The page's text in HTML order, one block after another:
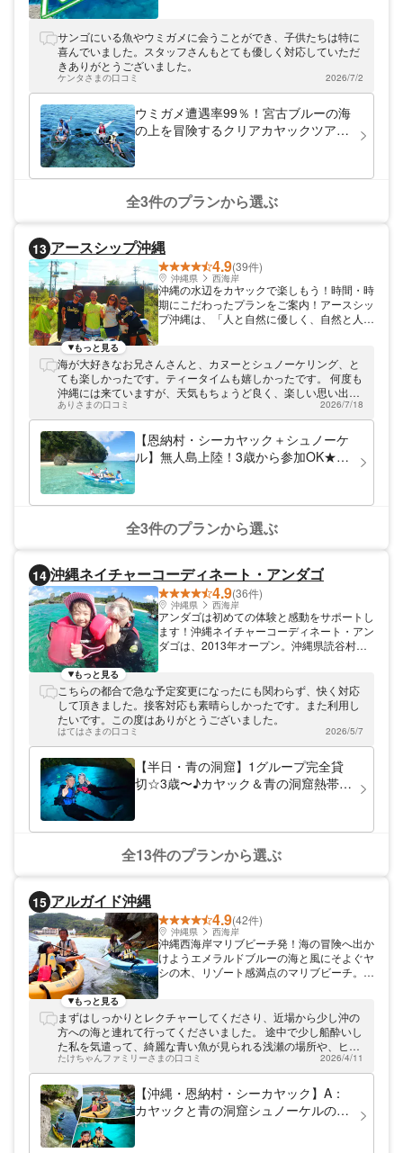
供いたします！ 宮古島の大自然の魅力をぜ
ひ体感しに来てください！
サンゴにいる魚やウミガメに会うことができ、子供たちは特に
喜んでいました。スタッフさんもとても優しく対応していただ
きありがとうございました。
ケンタさまの口コミ 2026/7/2
ウミガメ遭遇率99％！宮古ブルーの海
の上を冒険するクリアカヤックツアー
全3件のプランから選ぶ
13 アースシップ沖縄
4.9(39件)
沖縄県 西海岸
沖縄の水辺をカヤックで楽しもう！時間・時
期にこだわったプランをご案内！アースシッ
プ沖縄は、「人と自然に優しく、自然と人を
験を提供しています。 「来るときはゲス
ト、帰るときは友達」 アースシップにお越
しいただくお客さまは、20代から30代の比
較的若い方が多いです。スタッフもほぼ同年
代で、親しみやすいメンバーばかりです。お
客さまとのコミュニケーションを大事にし、
「来るときはゲスト、帰るときは友達」をモ
ットーに、一番喜んでいただける方法は何
夕陽をカヤックで見るプランや、無人島をめ
ぐり海でシュノーケルも楽しむプランなど、
沖縄の素晴らしさを感じられるプランをご提
ようなツアーにするために、季節や時間を限
定して最もいい時だけを見ていただくなど、
常に工夫を凝らしています。 最高の体験を
お届けいたします。アースシップ沖縄に遊び
に来てください！
もっと見る
海が大好きなお兄さんさんと、カヌーとシュノーケリング、と
ても楽しかったです。ティータイムも嬉しかったです。 何度も
沖縄には来ていますが、天気もちょうど良く、楽しい思い出が
できました。
ありさまの口コミ 2026/7/18
【恩納村・シーカヤック＋シュノーケ
ル】無人島上陸！3歳から参加OK★／
全3件のプランから選ぶ
14 沖縄ネイチャーコーディネート・アンダゴ
4.9(36件)
沖縄県 西海岸
アンダゴは初めての体験と感動をサポートし
ます！沖縄ネイチャーコーディネート・アン
ダゴは、2013年オープン。沖縄県読谷村に
「アンダゴ」という名前は、「体験する・経
験する」という意味のundergoに由来してい
ます。「3歳からできるアウトドア体験」を
テーマに、小さなお子様がいるご家族連れで
も、みんなが楽しめる体験をご用意しており
ます。オーナーの小泉は、2児の父。長いガ
イド歴を活かし、子どもの目線で丁寧にレク
チャーいたします。
もっと見る
こちらの都合で急な予定変更になったにも関わらず、快く対応
して頂きました。接客対応も素晴らしかったです。また利用し
たいです。この度はありがとうございました。
はてはさまの口コミ 2026/5/7
【半日・青の洞窟】1グループ完全貸
切☆3歳〜♪カヤック＆青の洞窟熱帯魚
全13件のプランから選ぶ
15 アルガイド沖縄
4.9(42件)
沖縄県 西海岸
沖縄西海岸マリブビーチ発！海の冒険へ出か
けようエメラルドブルーの海と風にそよぐヤ
シの木、リゾート感満点のマリブビーチ。当
もっと見る
まずはしっかりとレクチャーしてくださり、近場から少し沖の
方への海と連れて行ってくださいました。 途中で少し船酔いし
た私を気遣って、綺麗な青い魚が見られる浅瀬の場所や、ヒト
デを掬いあげて触らせてくださる時間を長めにとっていただ
き、ありがたかったです。 大変貴重な体験ができました。 こ
うちゃん、あいちゃん、ありがとうございました(^^)/
たけちゃんファミリーさまの口コミ 2026/4/11
【沖縄・恩納村・シーカヤック】A：
カヤックと青の洞窟シュノーケルの冒